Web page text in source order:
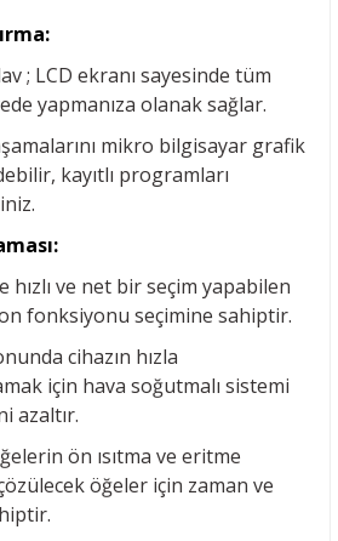
; LCD ekranı sayesinde tüm
yapmanıza olanak sağlar.
mikro bilgisayar grafik
kayıtlı programları
hızlı ve net bir seçim yapabilen
fonksiyonu seçimine sahiptir.
cihazın hızla
için hava soğutmalı sistemi
azaltır.
ön ısıtma ve eritme
öğeler için zaman ve